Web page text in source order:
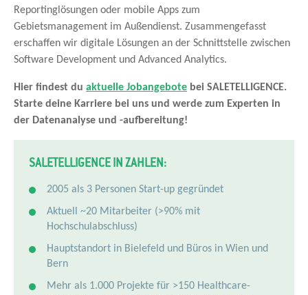
Reportinglösungen oder mobile Apps zum
Gebietsmanagement im Außendienst. Zusammengefasst
erschaffen wir digitale Lösungen an der Schnittstelle zwischen
Software Development und Advanced Analytics.
Hier findest du aktuelle Jobangebote bei SALETELLIGENCE.
Starte deine Karriere bei uns und werde zum Experten in
der Datenanalyse und -aufbereitung!
SALETELLIGENCE IN ZAHLEN:
2005 als 3 Personen Start-up gegründet
Aktuell ~20 Mitarbeiter (>90% mit
Hochschulabschluss)
Hauptstandort in Bielefeld und Büros in Wien und
Bern
Mehr als 1.000 Projekte für >150 Healthcare-